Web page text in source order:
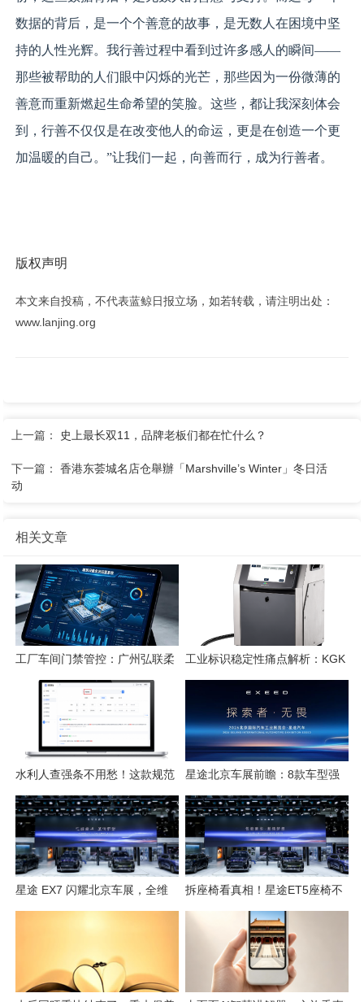
数据的背后，是一个个善意的故事，是无数人在困境中坚
持的人性光辉。我行善过程中看到过许多感人的瞬间——
那些被帮助的人们眼中闪烁的光芒，那些因为一份微薄的
善意而重新燃起生命希望的笑脸。这些，都让我深刻体会
到，行善不仅仅是在改变他人的命运，更是在创造一个更
加温暖的自己。”让我们一起，向善而行，成为行善者。
版权声明
本文来自投稿，不代表蓝鲸日报立场，如若转载，请注明出处：
www.lanjing.org
上一篇： 史上最长双11，品牌老板们都在忙什么？
下一篇：香港东荟城名店仓舉辦「Marshville’s Winter」冬日活
动
相关文章
工厂车间门禁管控：广州弘联柔
性方案解析
工业标识稳定性痛点解析：KGK
水利人查强条不用愁！这款规范
检索工具一键搞定
星途北京车展前瞻：8款车型强
势集结，开启3.0性能豪华探索
新姿态
星途 EX7 闪耀北京车展，全维
拆座椅看真相！星途ET5座椅不
只是舒适，技术藏满诚意